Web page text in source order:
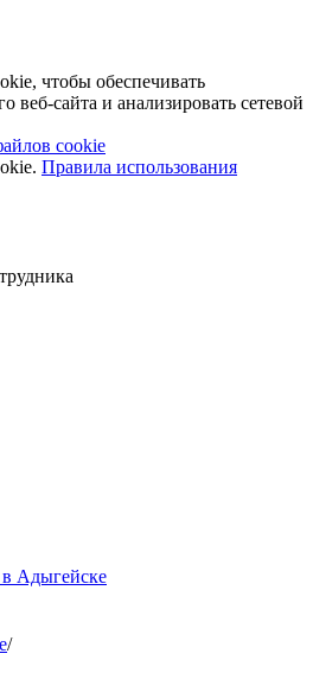
чтобы обеспечивать
веб-сайта и анализировать сетевой
cookie
Правила использования
Адыгейске
/